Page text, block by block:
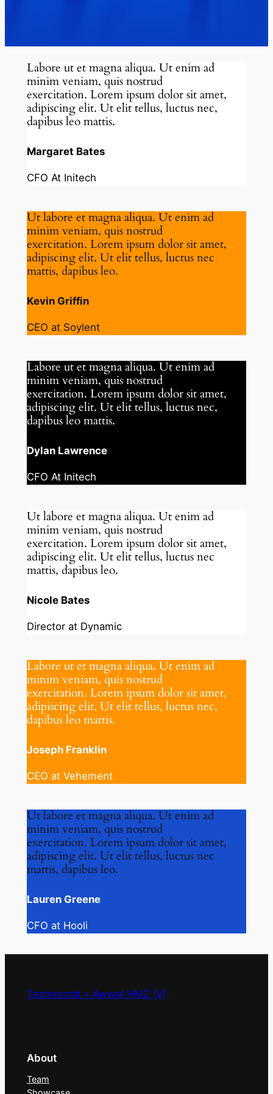
Labore ut et magna aliqua. Ut enim ad
minim veniam, quis nostrud
exercitation. Lorem ipsum dolor sit amet,
adipiscing elit. Ut elit tellus, luctus nec,
dapibus leo mattis.
Margaret Bates
CFO At Initech
Ut labore et magna aliqua. Ut enim ad
minim veniam, quis nostrud
exercitation. Lorem ipsum dolor sit amet,
adipiscing elit. Ut elit tellus, luctus nec
mattis, dapibus leo.
Kevin Griffin
CEO at Soylent
Labore ut et magna aliqua. Ut enim ad
minim veniam, quis nostrud
exercitation. Lorem ipsum dolor sit amet,
adipiscing elit. Ut elit tellus, luctus nec,
dapibus leo mattis.
Dylan Lawrence
CFO At Initech
Ut labore et magna aliqua. Ut enim ad
minim veniam, quis nostrud
exercitation. Lorem ipsum dolor sit amet,
adipiscing elit. Ut elit tellus, luctus nec
mattis, dapibus leo.
Nicole Bates
Director at Dynamic
Labore ut et magna aliqua. Ut enim ad
minim veniam, quis nostrud
exercitation. Lorem ipsum dolor sit amet,
adipiscing elit. Ut elit tellus, luctus nec,
dapibus leo mattis.
Joseph Franklin
CEO at Vehement
Ut labore et magna aliqua. Ut enim ad
minim veniam, quis nostrud
exercitation. Lorem ipsum dolor sit amet,
adipiscing elit. Ut elit tellus, luctus nec
mattis, dapibus leo.
Lauren Greene
CFO at Hooli
Technocrat « Awwal HMZ (V)
About
Team